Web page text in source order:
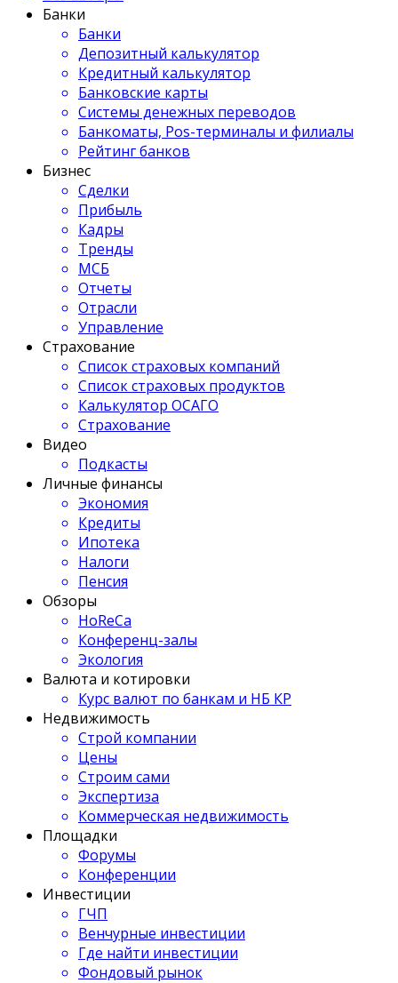
Банки
Банки
Депозитный калькулятор
Кредитный калькулятор
Банковские карты
Системы денежных переводов
Банкоматы, Pos-терминалы и филиалы
Рейтинг банков
Бизнес
Сделки
Прибыль
Кадры
Тренды
МСБ
Отчеты
Отрасли
Управление
Страхование
Список страховых компаний
Список страховых продуктов
Калькулятор ОСАГО
Страхование
Видео
Подкасты
Личные финансы
Экономия
Кредиты
Ипотека
Налоги
Пенсия
Обзоры
HoReCa
Конференц-залы
Экология
Валюта и котировки
Курс валют по банкам и НБ КР
Недвижимость
Строй компании
Цены
Строим сами
Экспертиза
Коммерческая недвижимость
Площадки
Форумы
Конференции
Инвестиции
ГЧП
Венчурные инвестиции
Где найти инвестиции
Фондовый рынок